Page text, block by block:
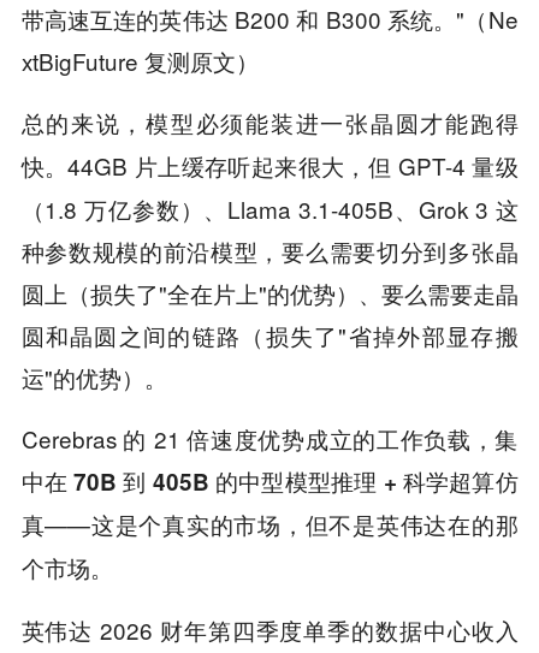
带高速互连的英伟达 B200 和 B300 系统。"（Ne
xtBigFuture 复测原文）
总的来说，模型必须能装进一张晶圆才能跑得
快。44GB 片上缓存听起来很大，但 GPT-4 量级
（1.8 万亿参数）、Llama 3.1-405B、Grok 3 这
种参数规模的前沿模型，要么需要切分到多张晶
圆上（损失了"全在片上"的优势）、要么需要走晶
圆和晶圆之间的链路（损失了"省掉外部显存搬
运"的优势）。
Cerebras 的 21 倍速度优势成立的工作负载，集
中在70B 到 405B 的中型模型推理 + 科学超算仿
真——这是个真实的市场，但不是英伟达在的那
个市场。
英伟达 2026 财年第四季度单季的数据中心收入